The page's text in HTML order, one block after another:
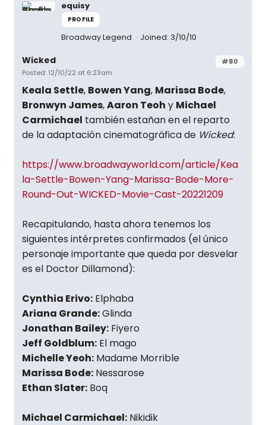
equisy
PROFILE
Broadway Legend Joined: 3/10/10
#80
Wicked
Posted: 12/10/22 at 6:23am
Keala Settle, Bowen Yang, Marissa Bode,
Bronwyn James,Aaron Teoh y Michael
Carmichael también estañan en el reparto
de la adaptación cinematográfica de Wicked:
https://www.broadwayworld.com/article/Kea
la-Settle-Bowen-Yang-Marissa-Bode-More-
Round-Out-WICKED-Movie-Cast-20221209
Recapitulando, hasta ahora tenemos los
siguientes intérpretes confirmados (el único
personaje importante que queda por desvelar
es el Doctor Dillamond):
Cynthia Erivo: Elphaba
Ariana Grande:Glinda
Jonathan Bailey: Fiyero
Jeff Goldblum: El mago
Michelle Yeoh: Madame Morrible
Marissa Bode: Nessarose
Ethan Slater: Boq
Michael Carmichael: Nikidik